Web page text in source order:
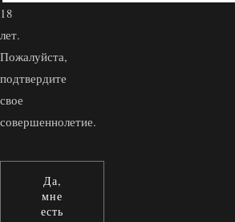
18
лет.
Пожалуйста,
подтвердите
свое
совершеннолетие.
Да,
мне
есть